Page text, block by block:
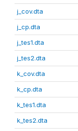
j_cov.dta
j_cp.dta
j_tes1.dta
j_tes2.dta
k_cov.dta
k_cp.dta
k_tes1.dta
k_tes2.dta